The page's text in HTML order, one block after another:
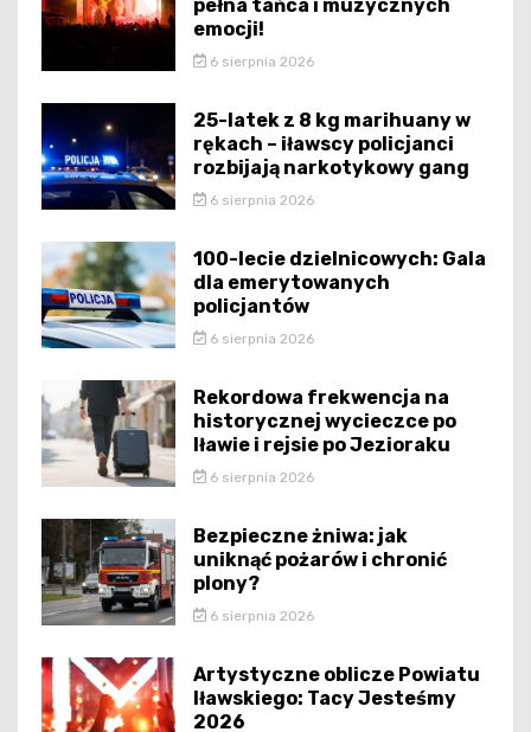
pełna tańca i muzycznych
emocji!
6 sierpnia 2026
25-latek z 8 kg marihuany w
rękach – iławscy policjanci
rozbijają narkotykowy gang
6 sierpnia 2026
100-lecie dzielnicowych: Gala
dla emerytowanych
policjantów
6 sierpnia 2026
Rekordowa frekwencja na
historycznej wycieczce po
Iławie i rejsie po Jezioraku
6 sierpnia 2026
Bezpieczne żniwa: jak
uniknąć pożarów i chronić
plony?
6 sierpnia 2026
Artystyczne oblicze Powiatu
Iławskiego: Tacy Jesteśmy
2026